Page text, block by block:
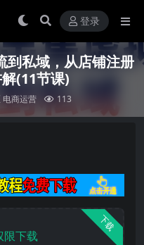
登录
到私域，从店铺注册
(11节课)
电商运营 113
下载
限下载